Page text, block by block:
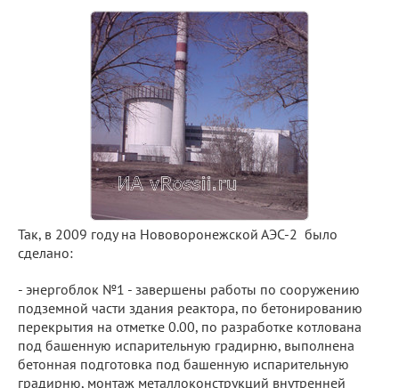
Так, в 2009 году на Нововоронежской АЭС-2 было
сделано:
- энергоблок №1 - завершены работы по сооружению
подземной части здания реактора, по бетонированию
перекрытия на отметке 0.00, по разработке котлована
под башенную испарительную градирню, выполнена
бетонная подготовка под башенную испарительную
градирню, монтаж металлоконструкций внутренней